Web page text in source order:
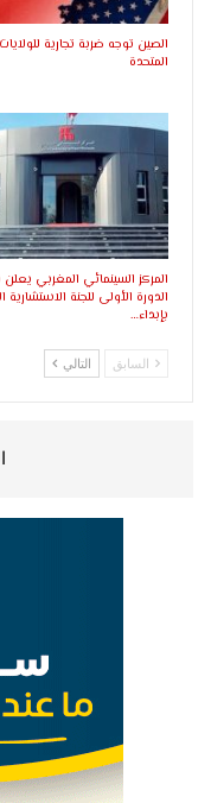
الصين توجه ضربة تجارية للولايات
المتحدة
المركز السينمائي المغربي يعلن
الدورة الأولى للجنة الاستشارية
بإبداء…
السابق التالي